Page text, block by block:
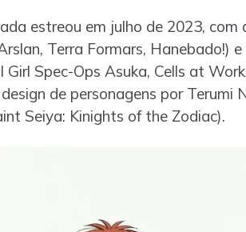
estreou em julho de 2023, com
Terra Formars, Hanebado!)
Spec-Ops Asuka, Cells at
de personagens por Terumi
Seiya: Kinights of the Zodiac).